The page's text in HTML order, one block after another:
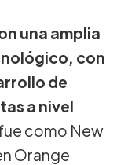
una amplia
con
de
a nivel
como New
Orange